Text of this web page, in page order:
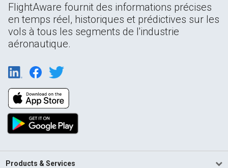
FlightAware fournit des informations précises
en temps réel, historiques et prédictives sur les
vols à tous les segments de l'industrie
aéronautique.
Products & Services